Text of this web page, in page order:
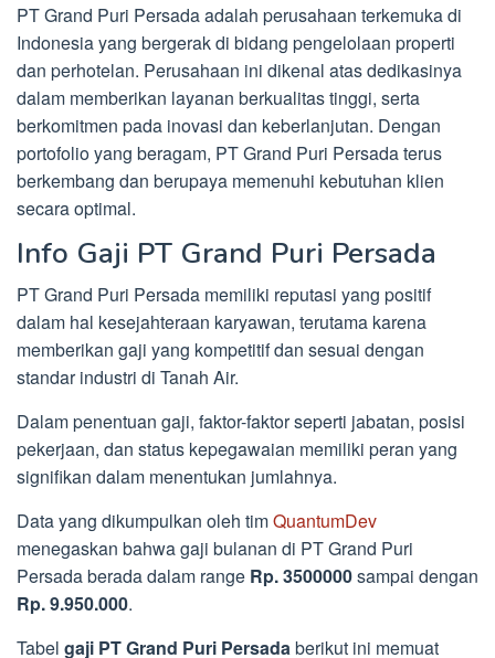
PT Grand Puri Persada adalah perusahaan terkemuka di
Indonesia yang bergerak di bidang pengelolaan properti
dan perhotelan. Perusahaan ini dikenal atas dedikasinya
dalam memberikan layanan berkualitas tinggi, serta
berkomitmen pada inovasi dan keberlanjutan. Dengan
portofolio yang beragam, PT Grand Puri Persada terus
berkembang dan berupaya memenuhi kebutuhan klien
secara optimal.
Info Gaji PT Grand Puri Persada
PT Grand Puri Persada memiliki reputasi yang positif
dalam hal kesejahteraan karyawan, terutama karena
memberikan gaji yang kompetitif dan sesuai dengan
standar industri di Tanah Air.
Dalam penentuan gaji, faktor-faktor seperti jabatan, posisi
pekerjaan, dan status kepegawaian memiliki peran yang
signifikan dalam menentukan jumlahnya.
Data yang dikumpulkan oleh timQuantumDev
menegaskan bahwa gaji bulanan di PT Grand Puri
Persada berada dalam range Rp. 3500000sampai dengan
Rp. 9.950.000.
Tabel gaji PT Grand Puri Persadaberikut ini memuat